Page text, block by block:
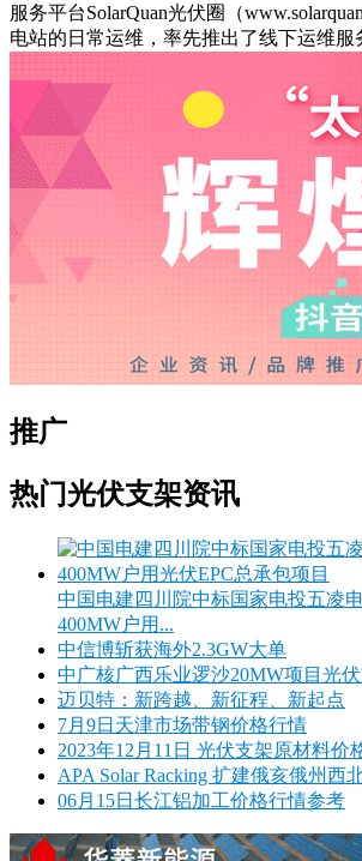
服务平台SolarQuan光伏圈（
电站的日常运维，率先推出了线下运维服
推广
热门光伏支架资讯
中国电建四川院中标国家电投五凌
400MW户用...
中信博斩获海外2.3GW大单
中广核广西乐业逻沙20MW项目光
迈贝特：新跨越、新征程、新起点
7月9日天津市场带钢价格行情
2023年12月11日 光伏支架原材料价
APA Solar Racking 扩建俄亥俄州西
06月15日长江铝加工价格行情参考